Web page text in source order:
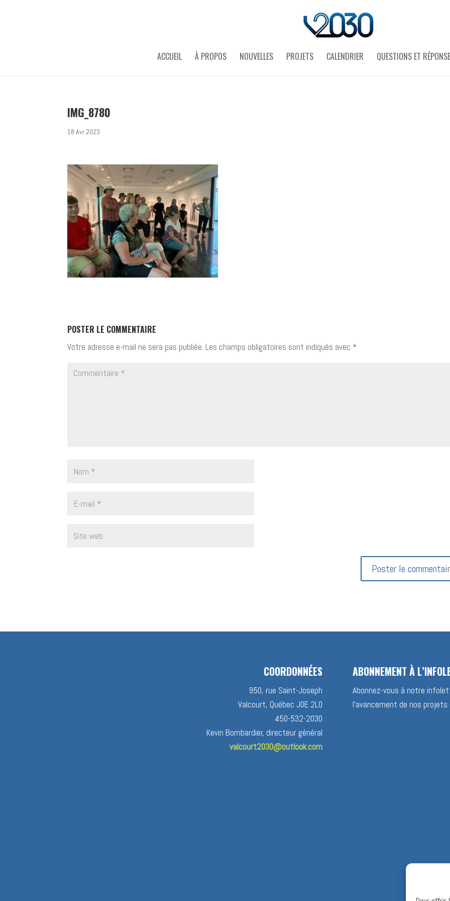
ACCUEIL À PROPOS NOUVELLES PROJETS CALENDRIER QUESTIONS ET
IMG_8780
18 Avr 2023
POSTER LE COMMENTAIRE
Votre adresse e-mail ne sera pas publiée. Les champs obligatoires sont indiqués avec *
COORDONNÉES
950, rue Saint-Joseph
Valcourt, Québec J0E 2L0
450-532-2030
Kevin Bombardier, directeur général
valcourt2030@outlook.com
ABONNEMENT À
Abonnez-vous à notre
l’avancement de nos